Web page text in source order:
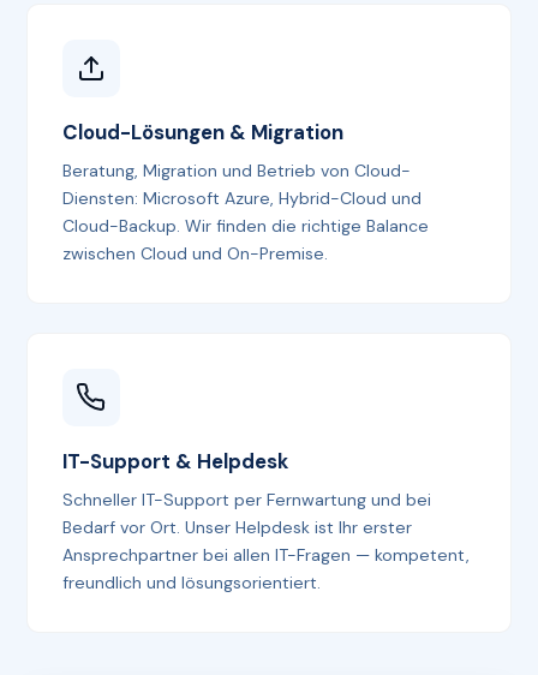
Cloud-Lösungen & Migration
Beratung, Migration und Betrieb von Cloud-
Diensten: Microsoft Azure, Hybrid-Cloud und
Cloud-Backup. Wir finden die richtige Balance
zwischen Cloud und On-Premise.
IT-Support & Helpdesk
Schneller IT-Support per Fernwartung und bei
Bedarf vor Ort. Unser Helpdesk ist Ihr erster
Ansprechpartner bei allen IT-Fragen — kompetent,
freundlich und lösungsorientiert.